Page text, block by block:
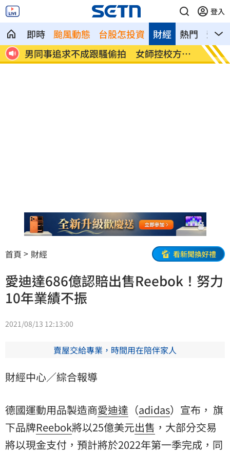
登入
即時 颱風動態 台股怎投資 熱門 影音
財經
法
男同事追求不成跟騷偷拍 女師控校方霸
凌
演習
首頁 財經 看新聞換好禮
愛迪達686億認賠出售Reebok！努力
10年業績不振
2021/08/13 12:13:00
賣屋交給專業，時間用在陪伴家人
財經中心／綜合報導
德國運動用品製造商愛迪達 （adidas）宣布， 旗
下品牌Reebok將以25億美元出售 ，大部分交易
將以現金支付，預計將於2022年第一季完成，同